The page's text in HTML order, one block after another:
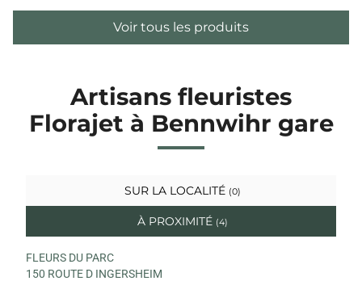
Voir tous les produits
Artisans fleuristes
Florajet à Bennwihr gare
SUR LA LOCALITÉ (0)
À PROXIMITÉ (4)
FLEURS DU PARC
150 ROUTE D INGERSHEIM